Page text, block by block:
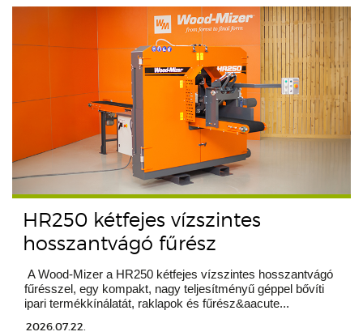
HR250 kétfejes vízszintes
hosszantvágó fűrész
A Wood-Mizer a HR250 kétfejes vízszintes hosszantvágó
fűrésszel, egy kompakt, nagy teljesítményű géppel bővíti
ipari termékkínálatát, raklapok és fűrész&aacute...
2026.07.22.